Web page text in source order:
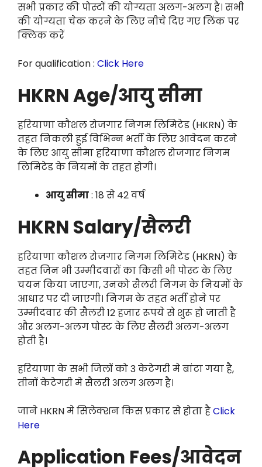
सभी प्रकार की पोस्टों की योग्यता अलग-अलग है। सभी
की योग्यता चेक करने के लिए नीचे दिए गए लिंक पर
क्लिक करें
For qualification : Click Here
HKRN Age/आयु सीमा
हरियाणा कौशल रोजगार निगम लिमिटेड (HKRN) के
तहत निकली हुई विभिन्न भर्ती के लिए आवेदन करने
के लिए आयु सीमा हरियाणा कौशल रोजगार निगम
लिमिटेड के नियमों के तहत होगी।
आयु सीमा: 18 से 42 वर्ष
HKRN Salary/सैलरी
हरियाणा कौशल रोजगार निगम लिमिटेड (HKRN) के
तहत जिन भी उम्मीदवारों का किसी भी पोस्ट के लिए
चयन किया जाएगा, उनको सैलरी निगम के नियमों के
आधार पर दी जाएगी। निगम के तहत भर्ती होने पर
उम्मीदवार की सैलरी 12 हजार रूपये से शुरू हो जाती है
और अलग-अलग पोस्ट के लिए सैलरी अलग-अलग
होती है।
हरियाणा के सभी जिलों को 3 केटेगरी मे बांटा गया है,
तीनों केटेगरी मे सैलरी अलग अलग है।
जाने HKRN मे सिलेक्शन किस प्रकार से होता हैClick
Here
Application Fees/आवेदन